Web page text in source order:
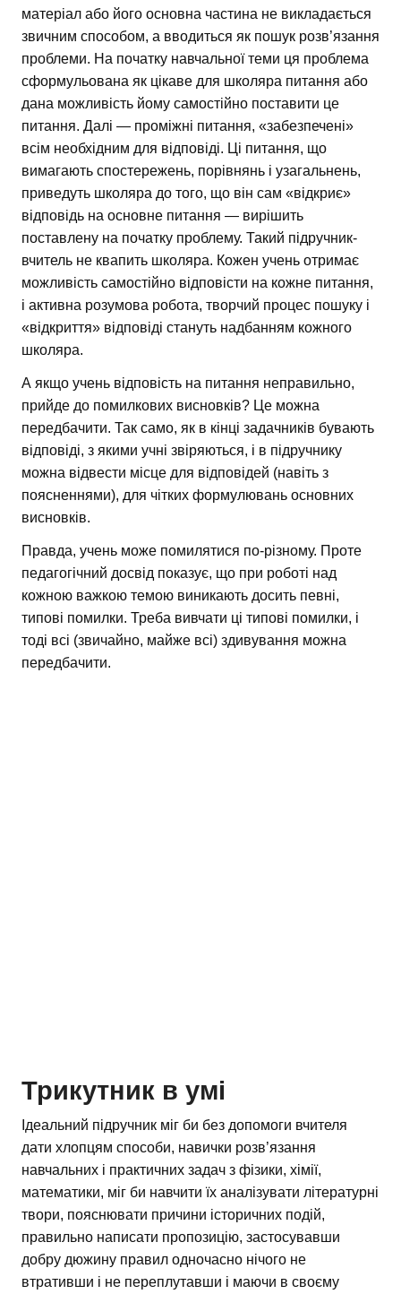
матеріал або його основна частина не викладається
звичним способом, а вводиться як пошук розв’язання
проблеми. На початку навчальної теми ця проблема
сформульована як цікаве для школяра питання або
дана можливість йому самостійно поставити це
питання. Далі — проміжні питання, «забезпечені»
всім необхідним для відповіді. Ці питання, що
вимагають спостережень, порівнянь і узагальнень,
приведуть школяра до того, що він сам «відкриє»
відповідь на основне питання — вирішить
поставлену на початку проблему. Такий підручник-
вчитель не квапить школяра. Кожен учень отримає
можливість самостійно відповісти на кожне питання,
і активна розумова робота, творчий процес пошуку і
«відкриття» відповіді стануть надбанням кожного
школяра.
А якщо учень відповість на питання неправильно,
прийде до помилкових висновків? Це можна
передбачити. Так само, як в кінці задачників бувають
відповіді, з якими учні звіряються, і в підручнику
можна відвести місце для відповідей (навіть з
поясненнями), для чітких формулювань основних
висновків.
Правда, учень може помилятися по-різному. Проте
педагогічний досвід показує, що при роботі над
кожною важкою темою виникають досить певні,
типові помилки. Треба вивчати ці типові помилки, і
тоді всі (звичайно, майже всі) здивування можна
передбачити.
Трикутник в умі
Ідеальний підручник міг би без допомоги вчителя
дати хлопцям способи, навички розв’язання
навчальних і практичних задач з фізики, хімії,
математики, міг би навчити їх аналізувати літературні
твори, пояснювати причини історичних подій,
правильно написати пропозицію, застосувавши
добру дюжину правил одночасно нічого не
втративши і не переплутавши і маючи в своєму